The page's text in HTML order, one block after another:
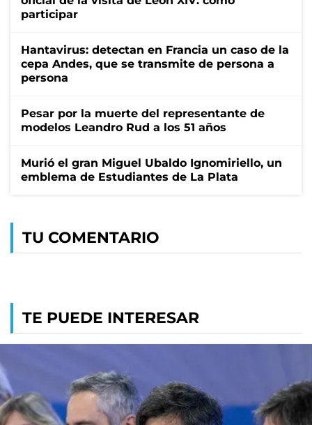
participar
Hantavirus: detectan en Francia un caso de la
cepa Andes, que se transmite de persona a
persona
Pesar por la muerte del representante de
modelos Leandro Rud a los 51 años
Murió el gran Miguel Ubaldo Ignomiriello, un
emblema de Estudiantes de La Plata
TU COMENTARIO
TE PUEDE INTERESAR